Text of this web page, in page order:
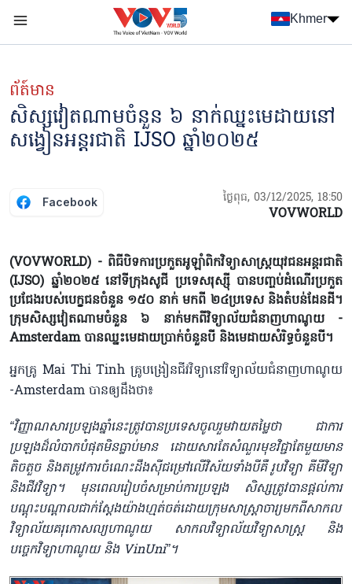
Nhảy đến nội dung
Khmer
ព័ត៍មាន
សិស្សវៀតណាមចំនួន ៦ នាក់ឈ្នះមេដាយនៅ
សង្វៀនអន្តរជាតិ IJSO ឆ្នាំ២០២៥
Facebook ថ្ងៃពុធ, 03/12/2025, 18:50
VOVWORLD
(VOVWORLD) - ពិធីបិទការប្រកួតអូឡាំពិកវិទ្យាសាស្ត្រយុវជនអន្តរជាតិ
(IJSO) ឆ្នាំ២០២៥ នៅទីក្រុងសូជី ប្រទេសរុស្ស៊ី បានបញ្ចប់ដំណើរប្រកួត
ប្រជែងរបស់បេក្ខជនចំនួន ១៥០ នាក់ មកពី ២៤ប្រទេស និងតំបន់ដែនដី។
ក្រុមសិស្សវៀតណាមចំនួន ៦ នាក់មកពីវិទ្យាល័យជំនាញហាណូយ -
Amsterdam បានឈ្នះមេដាយប្រាក់ចំនួនបី និងមេដាយសំរិទ្ធចំនួនបី។
អ្នកគ្រូ Mai Thi Tinh គ្រូបង្រៀនជីវវិទ្យានៅវិទ្យាល័យជំនាញហាណូយ
-Amsterdam បានឲ្យដឹងថា៖
“វិញ្ញាណសារប្រឡងឆ្នាំនេះត្រូវបានប្រទេសចូលរួមវាយតម្លៃថា ជាការ
ប្រឡងដ៏លំបាកបំផុតមិនធ្លាប់មាន ដោយសារតែសំណួរមុខវិជ្ជាតែមួយមាន
តិចតួច និងតម្រូវការចំណេះដឹងស៊ីជម្រៅលើវិស័យទាំងបីគឺ រូបវិទ្យា គីមីវិទ្យា
និងជីវវិទ្យា។ មុនពេលរៀបចំសម្រាប់ការប្រឡង សិស្សត្រូវបានផ្តល់ការ
បណ្តុះបណ្តាលជាក់ស្តែងយ៉ាងហ្មត់ចត់ដោយក្រុមសាស្ត្រាចារ្យមកពីសាកល
វិទ្យាល័យគរុកោសល្យហាណូយ សាកលវិទ្យាល័យវិទ្យាសាស្ត្រ និង
បច្ចេកវិទ្យាហាណូយ និង VinUni”។